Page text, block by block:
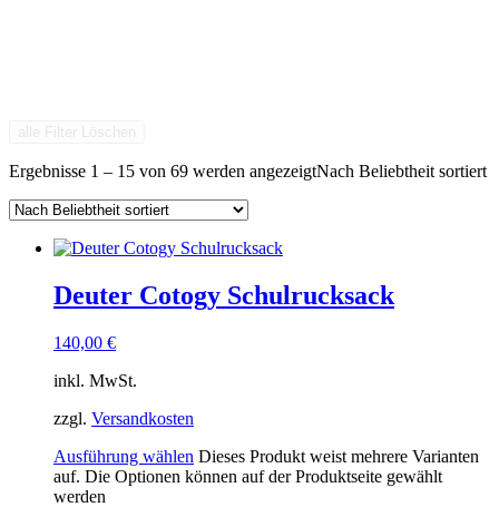
Ergebnisse 1 – 15 von 69 werden angezeigtNach Beliebtheit sortiert
Deuter Cotogy Schulrucksack
140,00 €
inkl. MwSt.
zzgl. Versandkosten
Ausführung wählen Dieses Produkt weist mehrere Varianten
auf. Die Optionen können auf der Produktseite gewählt
werden